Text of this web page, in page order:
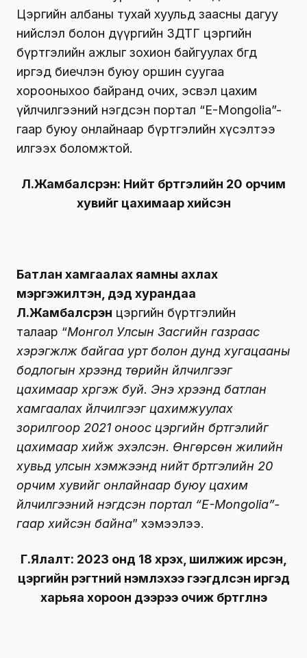
Цэргийн албаны тухай хуульд заасны дагуу
нийслэл болон дүүргийн ЗДТГ цэргийн
бүртгэлийн ажлыг зохион байгуулах бөгөөд
иргэд биечлэн буюу оршин суугаа
хорооныхоо байранд очих, эсвэл цахим
үйлчилгээний нэгдсэн портал “E-Mongolia”-
гаар буюу онлайнаар бүртгэлийн хүсэлтээ
илгээх боломжтой.
Л.Жамбалсүрэн: Нийт бүртгэлийн 20 орчим
хувийг цахимаар хийсэн
Батлан хамгаалах яамны ахлах
мэргэжилтэн, дэд хурандаа
Л.Жамбалсүрэн цэргийн бүртгэлийн
талаар “Монгол Улсын Засгийн газраас
хэрэгжүүлж байгаа урт болон дунд хугацааны
бодлогын хүрээнд төрийн үйлчилгээг
цахимаар хүргэж буй. Энэ хүрээнд батлан
хамгаалах үйлчилгээг цахимжуулах
зорилгоор 2021 оноос цэргийн бүртгэлийг
цахимаар хийж эхэлсэн. Өнгөрсөн жилийн
хувьд улсын хэмжээнд нийт бүртгэлийн 20
орчим хувийг онлайнаар буюу цахим
үйлчилгээний нэгдсэн портал “E-Mongolia”-
гаар хийсэн байна” хэмээлээ.
Г.Ялалт: 2023 онд 18 хүрэх, шилжиж ирсэн,
цэргийн үүрэгтний үнэмлэхээ гээгдүүлсэн иргэд
харьяа хороон дээрээ очиж бүртгүүлнэ